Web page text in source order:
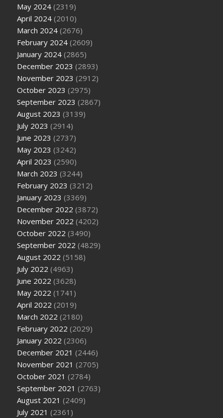
May 2024 (2319)
April 2024 (2010)
March 2024 (2676)
February 2024 (2609)
January 2024 (2865)
December 2023 (2893)
November 2023 (2912)
October 2023 (2975)
September 2023 (2867)
August 2023 (3139)
July 2023 (2914)
June 2023 (2737)
May 2023 (3242)
April 2023 (2590)
March 2023 (3244)
February 2023 (3212)
January 2023 (3369)
December 2022 (3872)
November 2022 (4202)
October 2022 (3490)
September 2022 (4829)
August 2022 (5158)
July 2022 (4963)
June 2022 (3628)
May 2022 (1741)
April 2022 (2019)
March 2022 (2180)
February 2022 (2029)
January 2022 (2306)
December 2021 (2446)
November 2021 (2705)
October 2021 (2784)
September 2021 (2763)
August 2021 (2409)
July 2021 (2361)